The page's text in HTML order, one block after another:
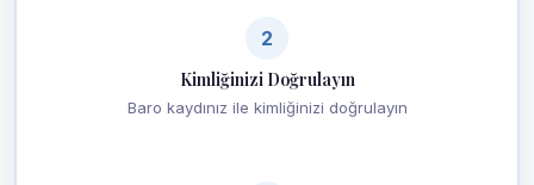
2
Kimliğinizi Doğrulayın
Baro kaydınız ile kimliğinizi doğrulayın